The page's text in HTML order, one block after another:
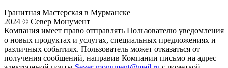
Гранитная Мастерская в Мурманске
2024 © Север Монумент
Компания имеет право отправлять Пользователю уведомления
о новых продуктах и услугах, специальных предложениях и
различных событиях. Пользователь может отказаться от
получения сообщений, направив Компании письмо на адрес